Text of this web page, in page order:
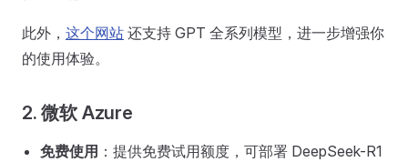
此外， 这个网站 还支持 GPT 全系列模型，进一步增强你
的使用体验。
2. 微软 Azure
免费使用 ：提供免费试用额度，可部署 DeepSeek-R1